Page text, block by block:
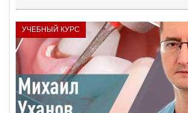
УЧЕБНЫЙ КУРС